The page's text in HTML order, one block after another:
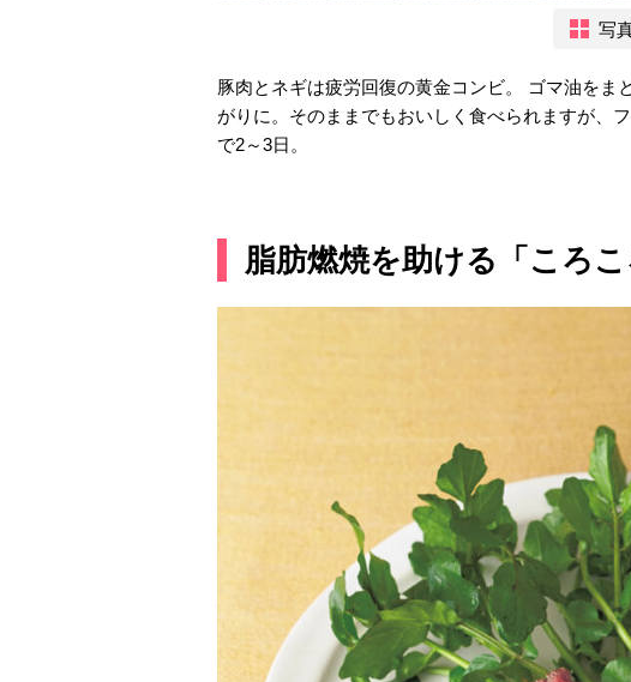
写
豚肉とネギは疲労回復の黄金コンビ。 ゴマ油をま
がりに。そのままでもおいしく食べられますが、
で2～3日。
脂肪燃焼を助ける「ころ